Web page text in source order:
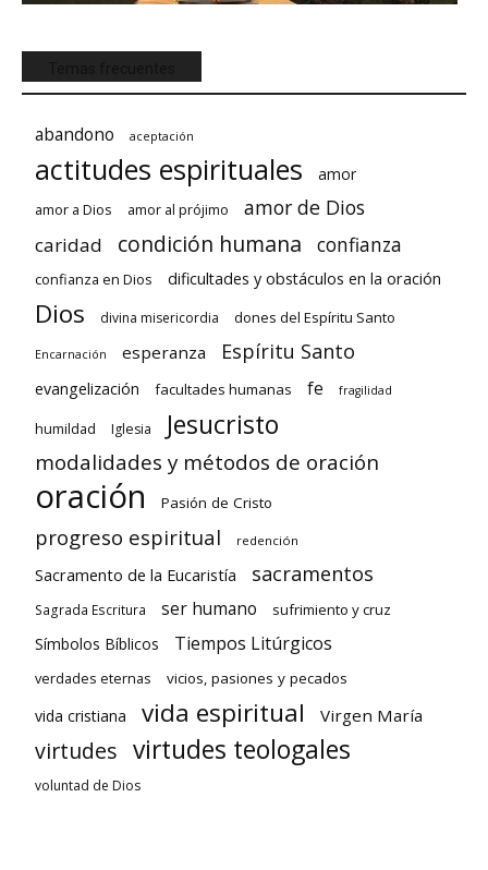
abandono aceptación
actitudes espirituales amor
amor a Dios amor al prójimo amor de Dios
caridad condición humana confianza
confianza en Dios dificultades y obstáculos en la oración
Dios divina misericordia dones del Espíritu Santo
Encarnación esperanza Espíritu Santo
evangelización facultades humanas fe fragilidad
humildad Iglesia Jesucristo
modalidades y métodos de oración
oración Pasión de Cristo
progreso espiritual redención
Sacramento de la Eucaristía sacramentos
Sagrada Escritura ser humano sufrimiento y cruz
Símbolos Bíblicos Tiempos Litúrgicos
verdades eternas vicios, pasiones y pecados
vida cristiana vida espiritual Virgen María
virtudes virtudes teologales
voluntad de Dios